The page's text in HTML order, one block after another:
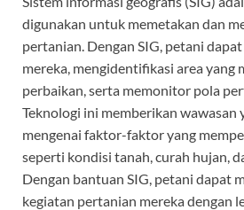
digunakan untuk memetakan dan
pertanian. Dengan SIG, petani
mereka, mengidentifikasi area yang
perbaikan, serta memonitor pola
Teknologi ini memberikan wawasan
mengenai faktor-faktor yang
seperti kondisi tanah, curah hujan,
Dengan bantuan SIG, petani dapat
kegiatan pertanian mereka dengan